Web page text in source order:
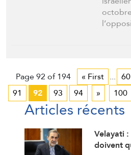
Page 92 of 194 « First ... 60
91
92 93 94 » 100
Articles récents
Velayati
doivent